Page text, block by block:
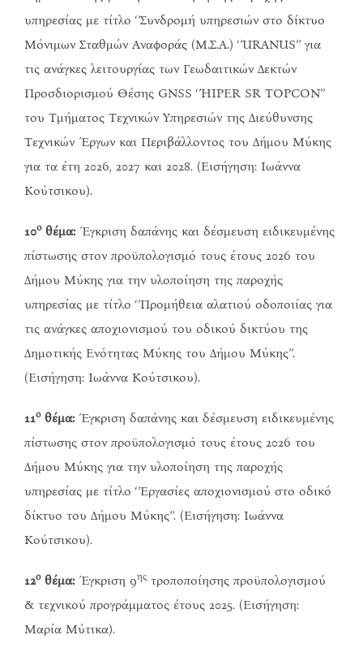
υπηρεσίας με τίτλο ‘’Συνδρομή υπηρεσιών στο δίκτυο
Μόνιμων Σταθμών Αναφοράς (Μ.Σ.Α.) ‘’URANUS’’ για
τις ανάγκες λειτουργίας των Γεωδαιτικών Δεκτών
Προσδιορισμού Θέσης GNSS ‘’HIPER SR TOPCON’’
του Τμήματος Τεχνικών Υπηρεσιών της Διεύθυνσης
Τεχνικών Έργων και Περιβάλλοντος του Δήμου Μύκης
για τα έτη 2026, 2027 και 2028. (Εισήγηση: Ιωάννα
Κούτσικου).
10οθέμα: Έγκριση δαπάνης και δέσμευση ειδικευμένης
πίστωσης στον προϋπολογισμό τους έτους 2026 του
Δήμου Μύκης για την υλοποίηση της παροχής
υπηρεσίας με τίτλο ‘’Προμήθεια αλατιού οδοποιίας για
τις ανάγκες αποχιονισμού του οδικού δικτύου της
Δημοτικής Ενότητας Μύκης του Δήμου Μύκης’’.
(Εισήγηση: Ιωάννα Κούτσικου).
11οθέμα: Έγκριση δαπάνης και δέσμευση ειδικευμένης
πίστωσης στον προϋπολογισμό τους έτους 2026 του
Δήμου Μύκης για την υλοποίηση της παροχής
υπηρεσίας με τίτλο ‘’Εργασίες αποχιονισμού στο οδικό
δίκτυο του Δήμου Μύκης’’. (Εισήγηση: Ιωάννα
Κούτσικου).
12οθέμα: Έγκριση 9ης τροποποίησης προϋπολογισμού
& τεχνικού προγράμματος έτους 2025. (Εισήγηση:
Μαρία Μύτικα).